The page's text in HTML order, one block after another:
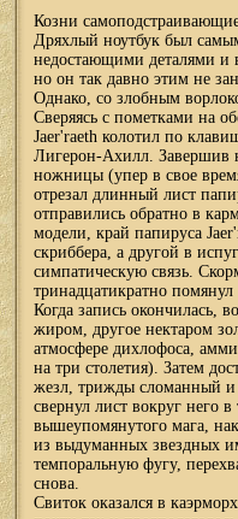
Козни
Дряхлый ноутбук был
недостающими деталями и
но он так давно этим не
Однако, со злобным
Сверяясь с пометками на
Jaer'raeth колотил по
Лигерон-Ахилл. Завершив
ножницы (упер в свое
отрезал длинный лист
отправились обратно в
модели, край папируса
скриббера, а другой в
симпатическую связь.
тринадцатикратно
Когда запись окончилась,
жиром, другое нектаром
атмосфере дихлофоса,
на три столетия). Затем
жезл, трижды сломанный и
свернул лист вокруг него
вышеупомянутого мага,
из выдуманных звездных
темпоральную фугу,
снова.
Свиток оказался в